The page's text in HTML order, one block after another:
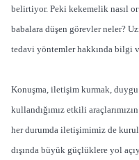
belirtiyor. Peki kekemelik nasıl
babalara düşen görevler neler?
tedavi yöntemler hakkında bilgi
Konuşma, iletişim kurmak,
kullandığımız etkili
her durumda iletişimimiz de
dışında büyük güçlüklere yol